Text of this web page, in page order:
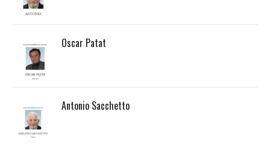
Oscar Patat
Antonio Sacchetto